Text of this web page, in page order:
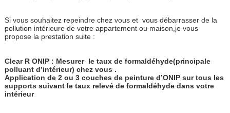
Si vous souhaitez repeindre chez vous et vous débarrasser de la
pollution intérieure de votre appartement ou maison,je vous
propose la prestation suite :
Clear R ONIP : Mesurer le taux de formaldéhyde(principale
polluant d’intérieur) chez vous .
Application de 2 ou 3 couches de peinture d’ONIP sur tous les
supports suivant le taux relevé de formaldéhyde dans votre
intérieur